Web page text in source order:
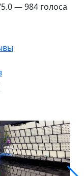
— 984 голоса